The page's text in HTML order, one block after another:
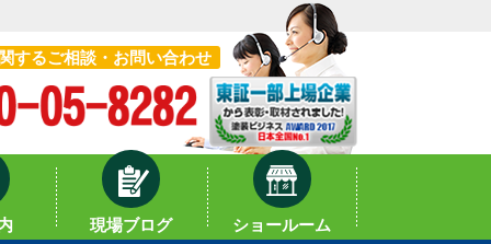
するご相談・お問い合わせ
現場ブログ ショールーム